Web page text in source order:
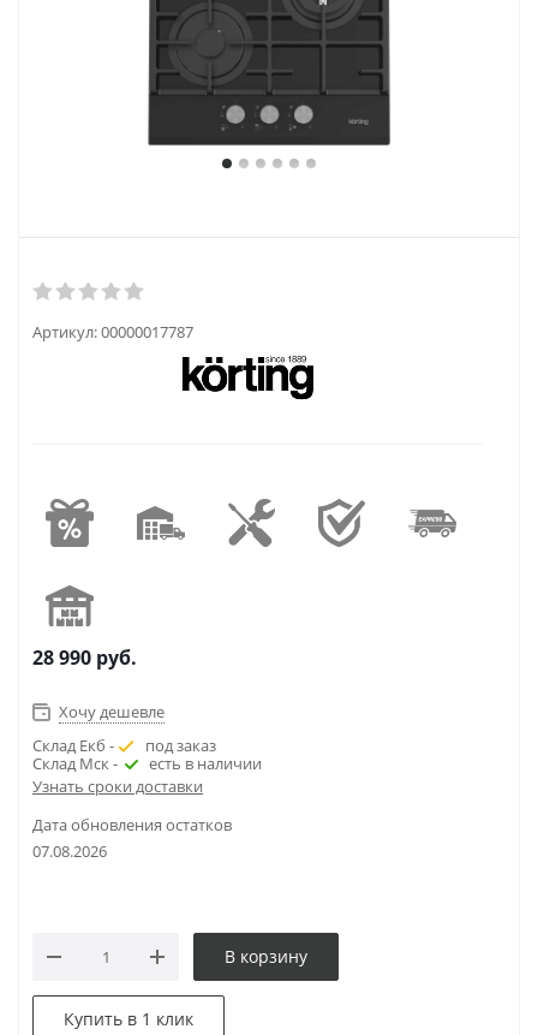
Артикул:00000017787
28 990 руб.
Хочу дешевле
Склад Екб -
под заказ
Склад Мск -
есть в наличии
Узнать сроки доставки
Дата обновления остатков
07.08.2026
В корзину
Купить в 1 клик